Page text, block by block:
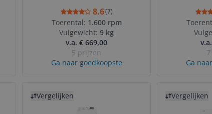
8.6(7)
Toerental: 1.600 rpm
Vulgewicht: 9 kg
v.a. € 669,00
5 prijzen
Ga naar goedkoopste
Ga
Vergelijken Vergelijken